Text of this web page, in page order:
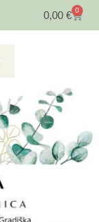
0,00 € 0